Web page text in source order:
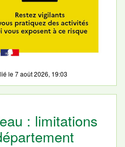
le7 août 2026, 19:03
: limitations